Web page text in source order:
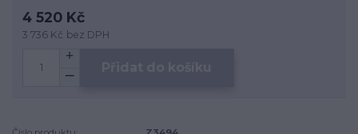
4 520 Kč
3 736 Kč bez DPH